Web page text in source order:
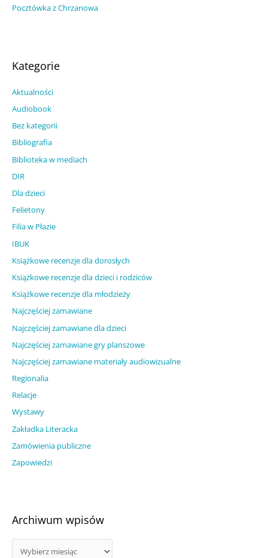
Pocztówka z Chrzanowa
Kategorie
Aktualności
Audiobook
Bez kategorii
Bibliografia
Biblioteka w mediach
DIR
Dla dzieci
Felietony
Filia w Płazie
IBUK
Książkowe recenzje dla dorosłych
Książkowe recenzje dla dzieci i rodziców
Książkowe recenzje dla młodzieży
Najczęściej zamawiane
Najczęściej zamawiane dla dzieci
Najczęściej zamawiane gry planszowe
Najczęściej zamawiane materiały audiowizualne
Regionalia
Relacje
Wystawy
Zakładka Literacka
Zamówienia publiczne
Zapowiedzi
Archiwum wpisów
ó